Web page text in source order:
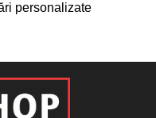
personalizate